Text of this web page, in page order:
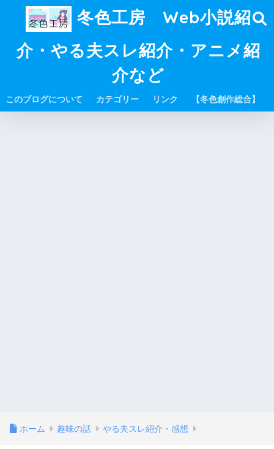
冬色工房 Web小説紹
介・やる夫スレ紹介・アニメ紹
介など
このブログについて カテゴリー リンク 【冬色創作総合】
ホーム 趣味の話 やる夫スレ紹介・感想